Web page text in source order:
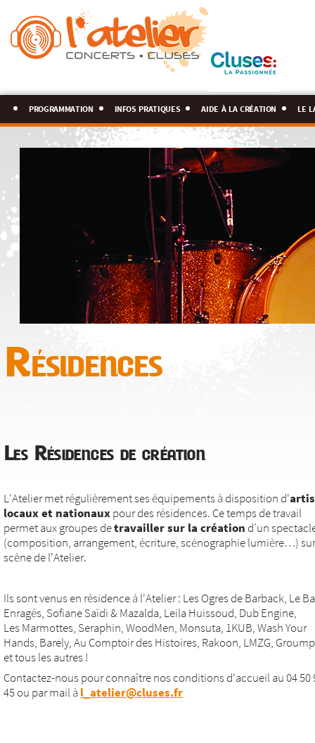
programmation infos pratiques aide à la création le
Résidences
Les Résidences de création
L'Atelier met régulièrement ses équipements à disposition d'
locaux et nationaux pour des résidences. Ce temps de travail
permet aux groupes detravailler sur la création d’un
(composition, arrangement, écriture, scénographie lumière…)
scène de l'Atelier.
Ils sont venus en résidence à l'Atelier : Les Ogres de Barback, Le
Enragés, Sofiane Saïdi & Mazalda, Leila Huissoud, Dub Engine,
Les Marmottes, Seraphin, WoodMen, Monsuta, 1KUB, Wash Your
Hands, Barely, Au Comptoir des Histoires, Rakoon, LMZG,
et tous les autres !
Contactez-nous pour connaître nos conditions d'accueil au 04 50
45 ou par mail à l_atelier@cluses.fr